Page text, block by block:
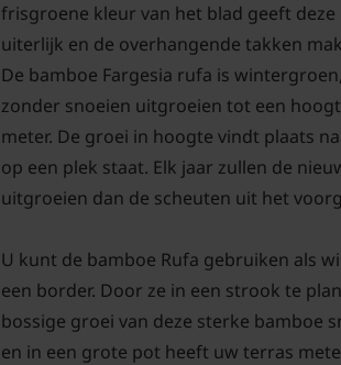
frisgroene kleur van het blad geeft
uiterlijk en de overhangende takken
De bamboe Fargesia rufa is
zonder snoeien uitgroeien tot een
meter. De groei in hoogte vindt plaats
op een plek staat. Elk jaar zullen de
uitgroeien dan de scheuten uit het
U kunt de bamboe Rufa gebruiken als
een border. Door ze in een strook te
bossige groei van deze sterke bamboe
en in een grote pot heeft uw terras